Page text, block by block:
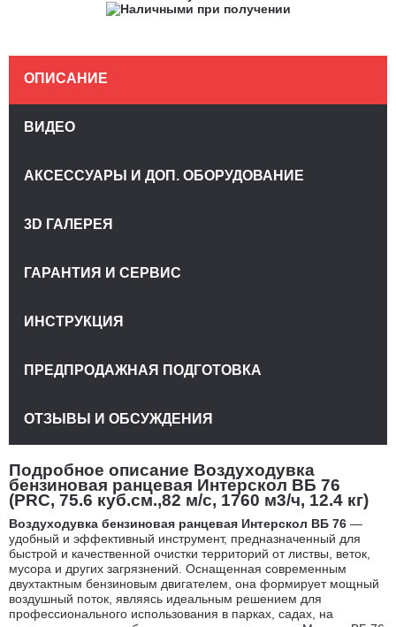
Подробное описание Воздуходувка
бензиновая ранцевая Интерскол ВБ 76
(PRC, 75.6 куб.см.,82 м/с, 1760 м3/ч, 12.4 кг)
Воздуходувка бензиновая ранцевая Интерскол ВБ 76 —
удобный и эффективный инструмент, предназначенный для
быстрой и качественной очистки территорий от листвы, веток,
мусора и других загрязнений. Оснащенная современным
двухтактным бензиновым двигателем, она формирует мощный
воздушный поток, являясь идеальным решением для
профессионального использования в парках, садах, на
ОПИСАНИЕ
ВИДЕО
АКСЕССУАРЫ И ДОП. ОБОРУДОВАНИЕ
3D ГАЛЕРЕЯ
ГАРАНТИЯ И СЕРВИС
ИНСТРУКЦИЯ
ПРЕДПРОДАЖНАЯ ПОДГОТОВКА
ОТЗЫВЫ И ОБСУЖДЕНИЯ